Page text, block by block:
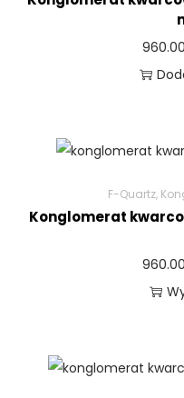
960.00
F-Quartz,
Konglomerat
960.00